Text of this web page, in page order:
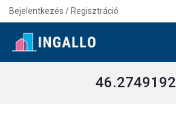
Bejelentkezés / Regisztráció
46.2749192